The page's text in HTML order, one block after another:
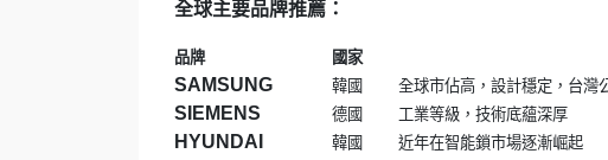
全球主要品牌推薦：
品牌 國家
SAMSUNG 韓國 全球市佔高，設計穩定，台灣
SIEMENS 德國 工業等級，技術底蘊深厚
HYUNDAI 韓國 近年在智能鎖市場逐漸崛起